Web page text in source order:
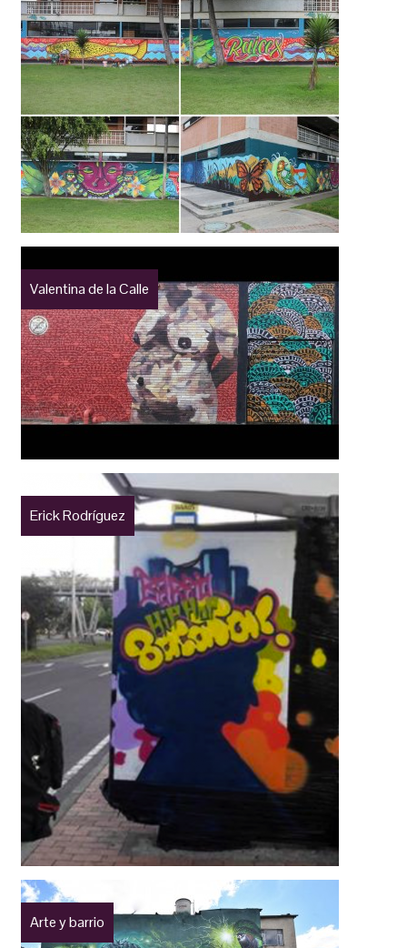
Valentina de la Calle
Erick Rodríguez
Arte y barrio